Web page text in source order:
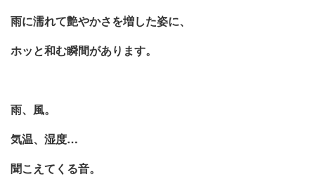
雨に濡れて艶やかさを増した姿に、
ホッと和む瞬間があります。
雨、風。
気温、湿度…
聞こえてくる音。